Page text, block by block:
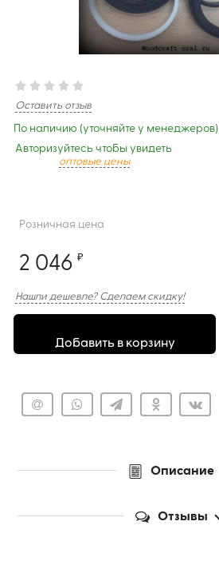
Оставить отзыв
По наличию (уточняйте у менеджеров)
Авторизуйтесь чтобы увидеть
оптовые цены
Розничная цена
2 046 ₽
Нашли дешевле? Сделаем скидку!
Добавить в корзину
Описание
Отзывы